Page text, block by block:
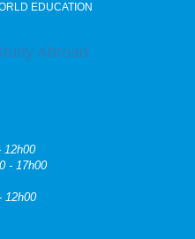
EDUCATION
Abroad
12h00